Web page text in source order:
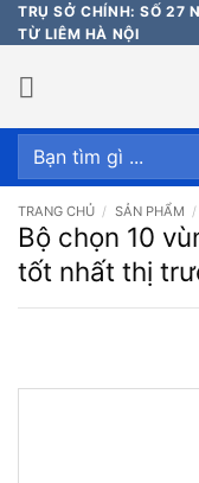
Bỏ
qua
nội
dung
TRỤ SỞ CHÍNH: SỐ 27
TỪ LIÊM HÀ NỘI
Tìm
kiếm:
TRANG CHỦ / SẢN PHẨM /
Bộ chọn 10
tốt nhất thị